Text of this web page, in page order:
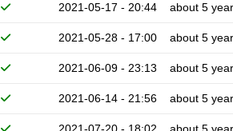
2021-05-17 - 20:44 about 5
2021-05-28 - 17:00 about 5
2021-06-09 - 23:13 about 5
2021-06-14 - 21:56 about 5